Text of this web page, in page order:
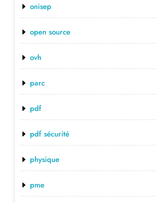
onisep
open source
ovh
parc
pdf
pdf sécurité
physique
pme